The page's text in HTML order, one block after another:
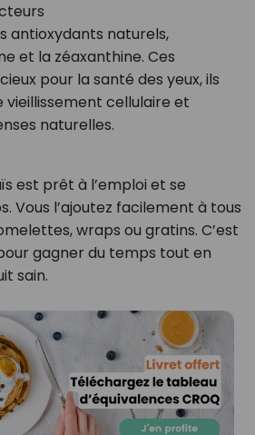
antioxydants naturels,
et la zéaxanthine. Ces
pour la santé des yeux, ils
cellulaire et
naturelles.
est prêt à l’emploi et se
Vous l’ajoutez facilement à tous
wraps ou gratins. C’est
gagner du temps tout en
sain.